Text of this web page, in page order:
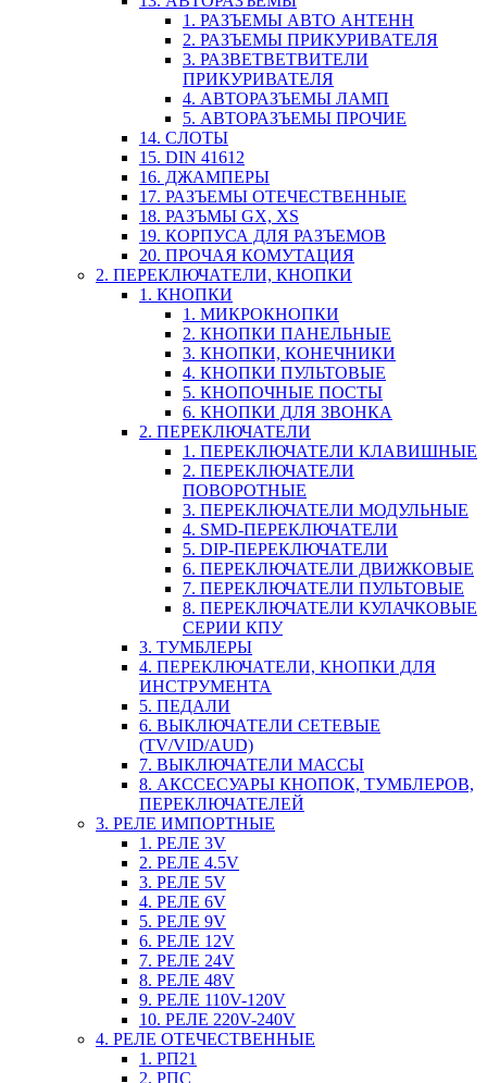
1. РАЗЪЕМЫ АВТО АНТЕНН
2. РАЗЪЕМЫ ПРИКУРИВАТЕЛЯ
3. РАЗВЕТВЕТВИТЕЛИ
ПРИКУРИВАТЕЛЯ
4. АВТОРАЗЪЕМЫ ЛАМП
5. АВТОРАЗЪЕМЫ ПРОЧИЕ
14. СЛОТЫ
15. DIN 41612
16. ДЖАМПЕРЫ
17. РАЗЪЕМЫ ОТЕЧЕСТВЕННЫЕ
18. РАЗЪМЫ GX, XS
19. КОРПУСА ДЛЯ РАЗЪЕМОВ
20. ПРОЧАЯ КОМУТАЦИЯ
2. ПЕРЕКЛЮЧАТЕЛИ, КНОПКИ
1. КНОПКИ
1. МИКРОКНОПКИ
2. КНОПКИ ПАНЕЛЬНЫЕ
3. КНОПКИ, КОНЕЧНИКИ
4. КНОПКИ ПУЛЬТОВЫЕ
5. КНОПОЧНЫЕ ПОСТЫ
6. КНОПКИ ДЛЯ ЗВОНКА
2. ПЕРЕКЛЮЧАТЕЛИ
1. ПЕРЕКЛЮЧАТЕЛИ КЛАВИШНЫЕ
2. ПЕРЕКЛЮЧАТЕЛИ
ПОВОРОТНЫЕ
3. ПЕРЕКЛЮЧАТЕЛИ МОДУЛЬНЫЕ
4. SMD-ПЕРЕКЛЮЧАТЕЛИ
5. DIP-ПЕРЕКЛЮЧАТЕЛИ
6. ПЕРЕКЛЮЧАТЕЛИ ДВИЖКОВЫЕ
7. ПЕРЕКЛЮЧАТЕЛИ ПУЛЬТОВЫЕ
8. ПЕРЕКЛЮЧАТЕЛИ КУЛАЧКОВЫЕ
СЕРИИ КПУ
3. ТУМБЛЕРЫ
4. ПЕРЕКЛЮЧАТЕЛИ, КНОПКИ ДЛЯ
ИНСТРУМЕНТА
5. ПЕДАЛИ
6. ВЫКЛЮЧАТЕЛИ СЕТЕВЫЕ
(TV/VID/AUD)
7. ВЫКЛЮЧАТЕЛИ МАССЫ
8. АКССЕСУАРЫ КНОПОК, ТУМБЛЕРОВ,
ПЕРЕКЛЮЧАТЕЛЕЙ
3. РЕЛЕ ИМПОРТНЫЕ
1. РЕЛЕ 3V
2. РЕЛЕ 4.5V
3. РЕЛЕ 5V
4. РЕЛЕ 6V
5. РЕЛЕ 9V
6. РЕЛЕ 12V
7. РЕЛЕ 24V
8. РЕЛЕ 48V
9. РЕЛЕ 110V-120V
10. РЕЛЕ 220V-240V
4. РЕЛЕ ОТЕЧЕСТВЕННЫЕ
1. РП21
2. РПС